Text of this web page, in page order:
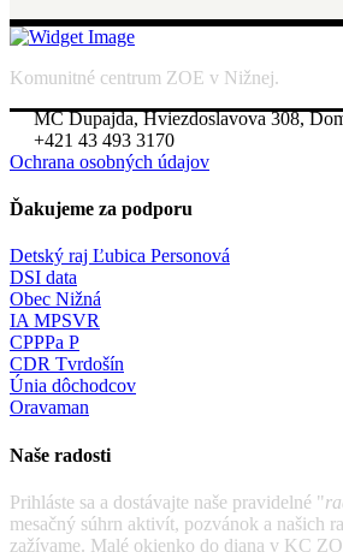
Komunitné centrum ZOE v Nižnej.
MC Dupajda, Hviezdoslavova 308,
+421 43 493 3170
Ochrana osobných údajov
Ďakujeme za podporu
Detský raj Ľubica Personová
DSI data
Obec Nižná
IA MPSVR
CPPPa P
CDR Tvrdošín
Únia dôchodcov
Oravaman
Naše radosti
Prihláste sa a dostávajte naše pravidelné "
mesačný súhrn aktivít, pozvánok a našich
zažívame. Malé okienko do diana v KC